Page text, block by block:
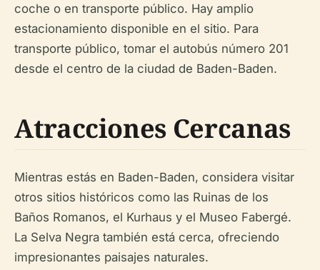
coche o en transporte público. Hay amplio
estacionamiento disponible en el sitio. Para
transporte público, tomar el autobús número 201
desde el centro de la ciudad de Baden-Baden.
Atracciones Cercanas
Mientras estás en Baden-Baden, considera visitar
otros sitios históricos como las Ruinas de los
Baños Romanos, el Kurhaus y el Museo Fabergé.
La Selva Negra también está cerca, ofreciendo
impresionantes paisajes naturales.